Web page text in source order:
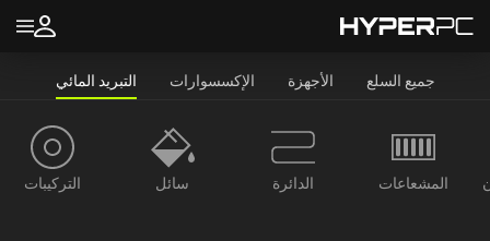
جميع السلع الأجهزة الإكسسوارات التبريد المائي
المشعاعات الدائرة سائل التركيبات